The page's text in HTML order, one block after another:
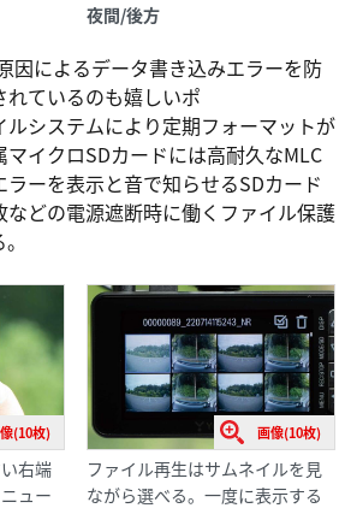
夜間/後方
因によるデータ書き込みエラーを防
れているのも嬉しいポ
システムにより定期フォーマットが
イクロSDカードには高耐久なMLC
ーを表示と音で知らせるSDカード
どの電源遮断時に働くファイル保護
(10枚)
右端
ュー
画像(10枚)
ファイル再生はサムネイルを見
ながら選べる。一度に表示する